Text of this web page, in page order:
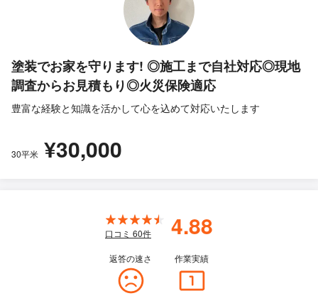
塗装でお家を守ります! ◎施工まで自社対応◎現地
調査からお見積もり◎火災保険適応
豊富な経験と知識を活かして心を込めて対応いたします
30平米 ¥30,000
口コミ 60件 4.88
返答の速さ 作業実績